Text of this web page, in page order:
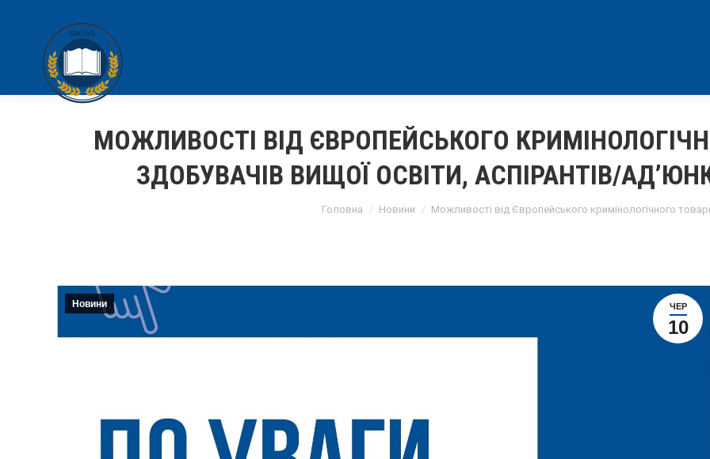
МОЖЛИВОСТІ ВІД ЄВРОПЕЙСЬКОГО
ЗДОБУВАЧІВ ВИЩОЇ ОСВІТИ, АСПІРАНТІВ/
Головна Новини Можливості від Європейського кримінологічного
ЧЕР
10
Новини